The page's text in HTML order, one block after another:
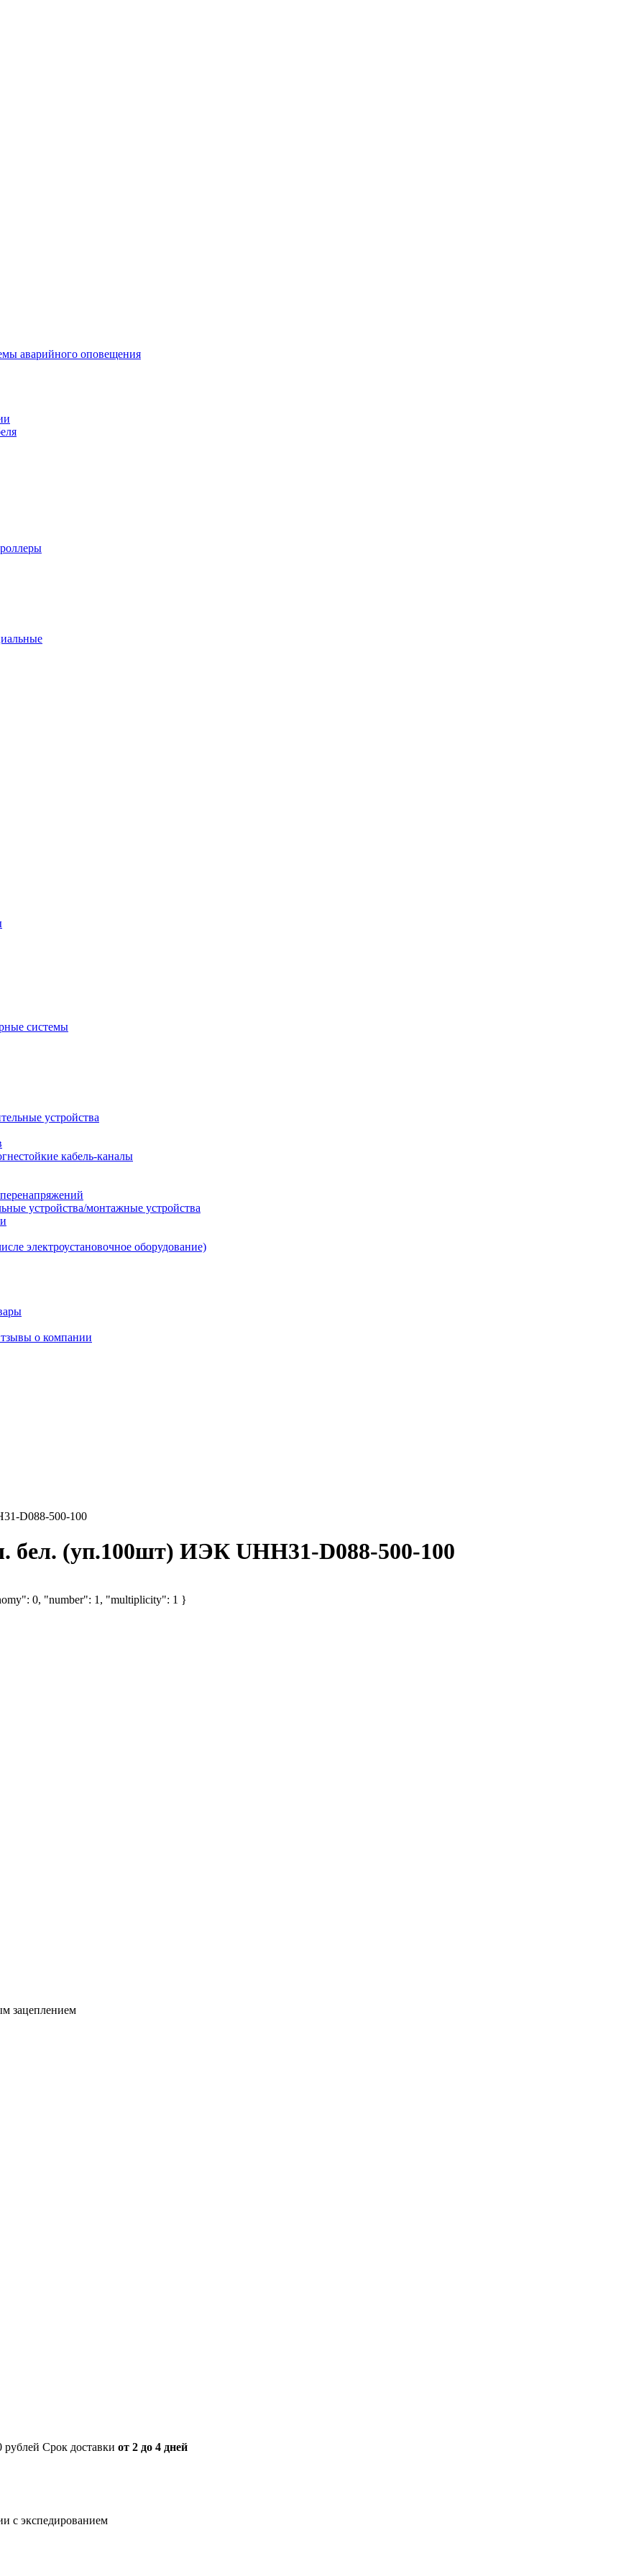
аварийного оповещения
системы
устройства
кабель-каналы
устройства/монтажные устройства
электроустановочное оборудование)
о компании
D088-500-100
бел. (уп.100шт) ИЭК UHH31-D088-500-100
0, "number": 1, "multiplicity": 1 }
зацеплением
рублей Срок доставки от 2 до 4 дней
с экспедированием